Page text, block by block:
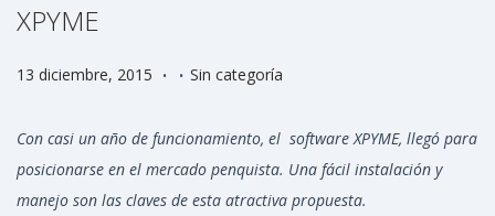
XPYME
P
b
l
i
13 diciembre, 2015 2
j
u
n
. . P
b
l
Sin categoría
Con casi un año de funcionamiento, el software XPYME, llegó para
posicionarse en el mercado penquista. Una fácil instalación y
manejo son las claves de esta atractiva propuesta.